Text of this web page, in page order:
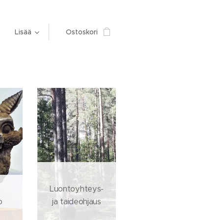
Lisää Ostoskori
Luontoyhteys-
ja taideohjaus